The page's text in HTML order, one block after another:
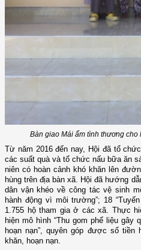
Bàn giao Mái ấm tình thương
Từ năm 2016 đến nay, Hội đã tổ
các suất quà và tổ chức nấu bữa ăn
niên có hoàn cảnh khó khăn lên
hùng trên địa bàn xã. Hội đã hướng
dân vận khéo về công tác vệ sinh
hành động vì môi trường”; 18
1.755 hộ tham gia ở các xã. Thực
hiện mô hình “Thu gom phế liệu gây
hoạn nạn”, quyên góp được số
khăn, hoạn nạn.